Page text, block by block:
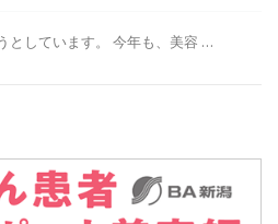
としています。 今年も、美容 …